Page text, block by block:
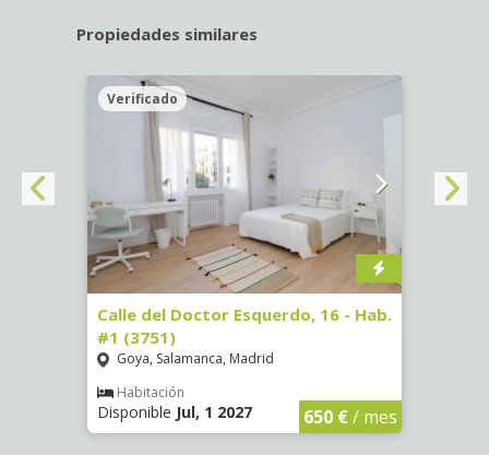
Propiedades similares
Verificado
Calle del Doctor Esquerdo, 16 - Hab.
#1 (3751)
Goya, Salamanca, Madrid
Habitación
Disponible Jul, 1 2027 650 €/ mes